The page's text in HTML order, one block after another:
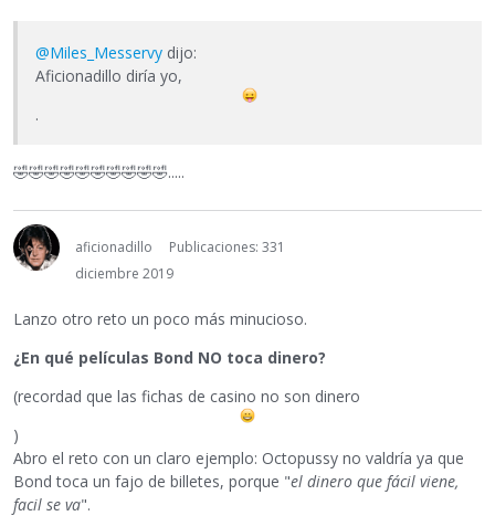
@Miles_Messervy dijo:
Aficionadillo diría yo,
.
🤣🤣🤣🤣🤣🤣🤣🤣🤣🤣.....
aficionadillo
Publicaciones: 331
diciembre 2019
Lanzo otro reto un poco más minucioso.
¿En qué películas Bond NO toca dinero?
(recordad que las fichas de casino no son dinero
)
Abro el reto con un claro ejemplo: Octopussy no valdría ya que
Bond toca un fajo de billetes, porque "el dinero que fácil viene,
facil se va".